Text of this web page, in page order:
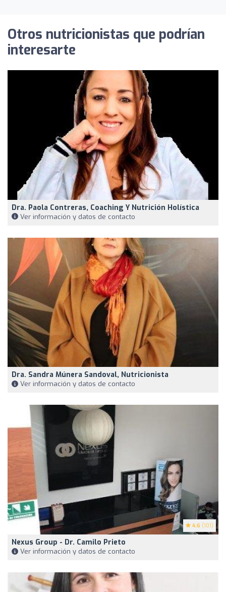
Otros nutricionistas que podrían
interesarte
Dra. Paola Contreras, Coaching Y Nutrición Holística
Ver información y datos de contacto
Dra. Sandra Múnera Sandoval, Nutricionista
Ver información y datos de contacto
4.6 (101)
Nexus Group - Dr. Camilo Prieto
Ver información y datos de contacto